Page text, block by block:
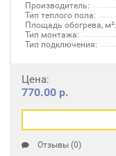
Производитель:
Тип теплого пола:
Площадь обогрева, м²:
Тип монтажа:
Тип подключения:
Цена:
770.00 р.
Отзывы (0)